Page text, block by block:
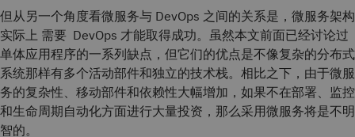
但从另一个角度看微服务与 DevOps 之间的关系是，微服务架构
实际上 需要 DevOps 才能取得成功。虽然本文前面已经讨论过
单体应用程序的一系列缺点，但它们的优点是不像复杂的分布式
系统那样有多个活动部件和独立的技术栈。相比之下，由于微服
务的复杂性、移动部件和依赖性大幅增加，如果不在部署、监控
和生命周期自动化方面进行大量投资，那么采用微服务将是不明
智的。